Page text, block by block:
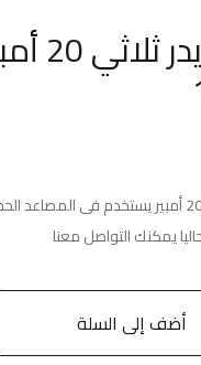
قاطع تيار شنايدر ثلاثى بقوة 20 أمبير
يمكنك التواصل معنا
أضف إلى السلة